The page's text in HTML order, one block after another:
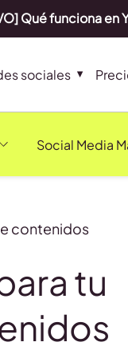
Qué funciona en
sociales
Social Media
contenidos
tu